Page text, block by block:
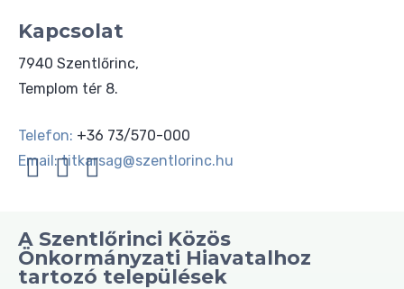
Kapcsolat
7940 Szentlőrinc,
Templom tér 8.
Telefon: +36 73/570-000
Email: titkarsag@szentlorinc.hu
A Szentlőrinci Közös
Önkormányzati Hiavatalhoz
tartozó települések